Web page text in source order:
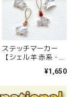
ステッチマーカー
【シェル羊 赤系・
¥1,650